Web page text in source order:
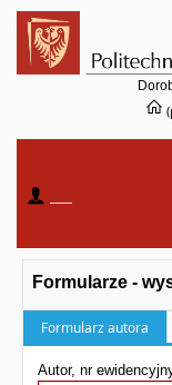
Formularze -
Formularz autora
Autor, nr